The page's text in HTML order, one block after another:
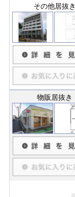
その他居抜き
物販居抜き